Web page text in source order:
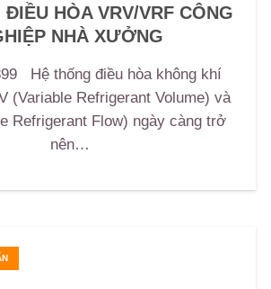
ĐIỀU HÒA VRV/VRF CÔNG
NHÀ XƯỞNG
Hệ thống điều hòa không khí
(Variable Refrigerant Volume) và
Refrigerant Flow) ngày càng trở
nên…